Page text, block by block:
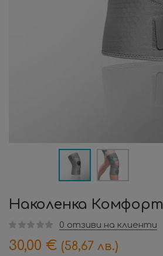
Наколенка Комфорт
0 отзиви на клиенти
30,00 € (58,67 лв.)